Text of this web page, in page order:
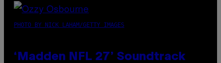
PHOTO BY NICK LAHAM/GETTY IMAGES
‘Madden NFL 27’ Soundtrack